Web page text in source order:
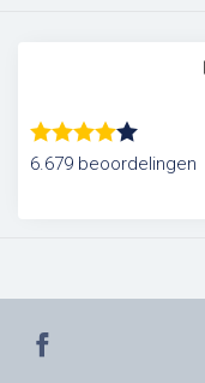
6.679 beoordelingen